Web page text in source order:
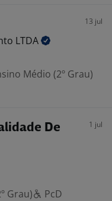
13 jul
LTDA
Médio (2º Grau)
De
1 jul
Grau)
PcD